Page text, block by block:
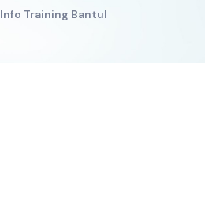
Info Training Bantul